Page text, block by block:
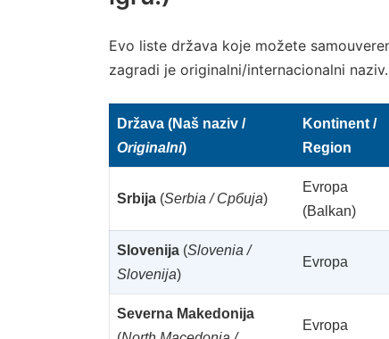
Evo liste država koje možete
zagradi je originalni/internacionalni naziv.
Država (Naš naziv /
Originalni)
Kontinent /
Region
Srbija (Serbia / Србија)
Evropa
(Balkan)
Slovenija (Slovenia /
Slovenija)
Evropa
Severna Makedonija
Evropa